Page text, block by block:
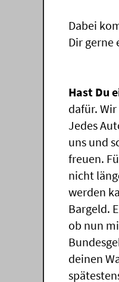
Dabei
Dir gerne
Hast Du
dafür.
Jedes
uns und
freuen.
nicht
werden
Bargeld.
ob nun
deinen